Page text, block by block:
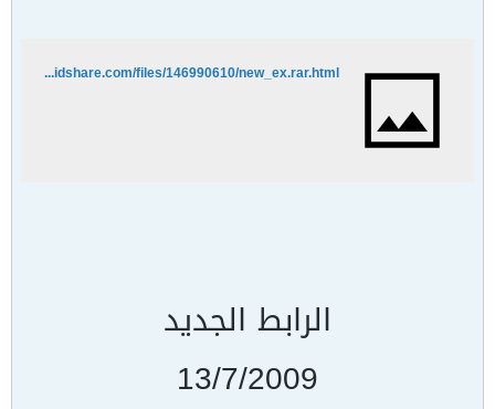
http://rapidshare.com/files/146990610/new_ex.rar.html
الرابط الجديد
13/7/2009